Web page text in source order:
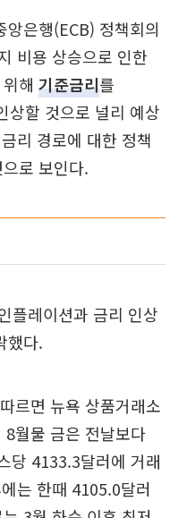
은행(ECB) 정책회의
비용 상승으로 인한
해 기준금리를
할 것으로 널리 예상
리 경로에 대한 정책
로 보인다.
플레이션과 금리 인상
했다.
르면 뉴욕 상품거래소
8월물 금은 전날보다
당 4133.3달러에 거래
는 한때 4105.0달러